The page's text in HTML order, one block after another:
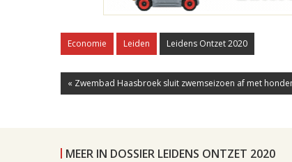
Economie Leiden Leidens Ontzet 2020
« Zwembad Haasbroek sluit zwemseizoen af met
MEER IN DOSSIER LEIDENS ONTZET 2020